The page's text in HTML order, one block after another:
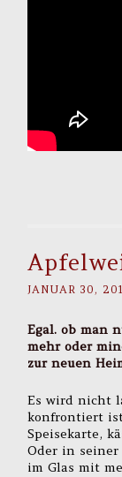
JANUAR 30,
Egal. ob man
mehr oder
zur neuen
Es wird nicht
konfrontiert
Speisekarte,
Oder in seiner
im Glas mit